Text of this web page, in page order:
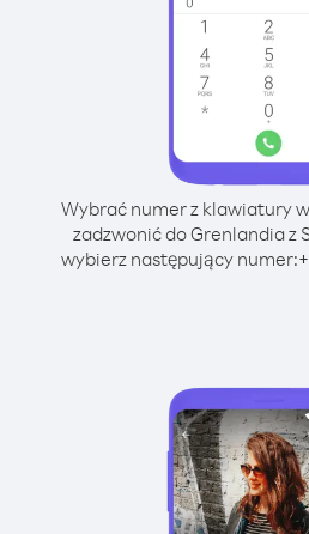
Wybrać numer z klawiatury
zadzwonić do Grenlandia z
wybierz następujący numer:+